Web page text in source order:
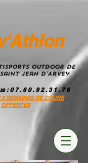
Outdoor de
Saint Jean D'Arvey
: 0 7 . 6 0 . 9 2 . 3 1 . 7 6
SEMAINES DE COURS
OFFERTES